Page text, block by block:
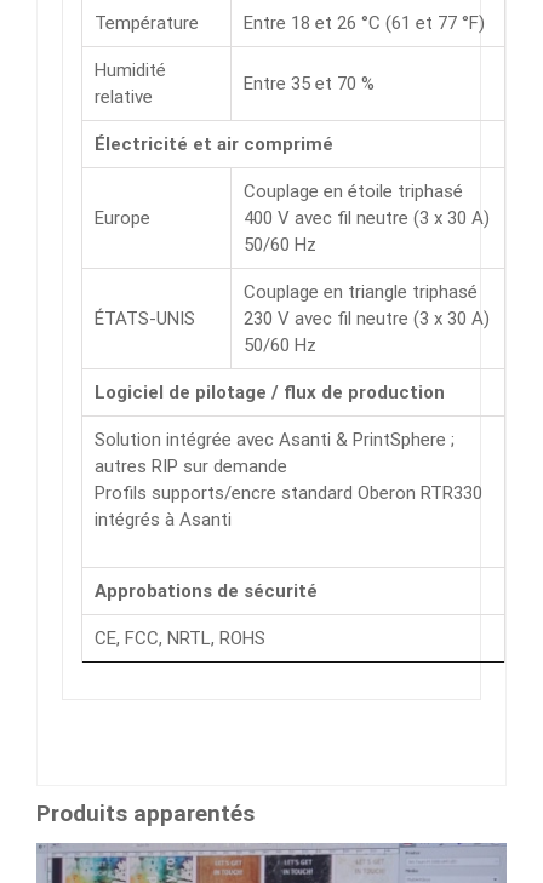
Température Entre 18 et 26 °C (61 et 77 °F)
Humidité
relative
Entre 35 et 70 %
Électricité et air comprimé
Europe
Couplage en étoile triphasé
400 V avec fil neutre (3 x 30 A)
50/60 Hz
ÉTATS-UNIS
Couplage en triangle triphasé
230 V avec fil neutre (3 x 30 A)
50/60 Hz
Logiciel de pilotage / flux de production
Solution intégrée avec Asanti & PrintSphere ;
autres RIP sur demande
Profils supports/encre standard Oberon RTR330
intégrés à Asanti
Approbations de sécurité
CE, FCC, NRTL, ROHS
Produits apparentés